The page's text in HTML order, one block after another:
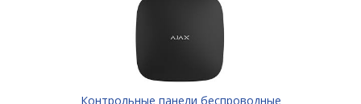
Контрольные панели беспроводные